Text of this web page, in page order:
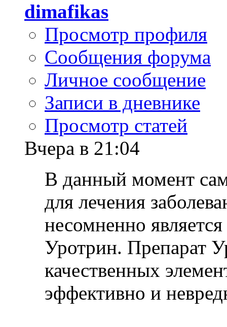
dimafikas
Просмотр профиля
Сообщения форума
Личное сообщение
Записи в дневнике
Просмотр статей
Вчера в 21:04
В данный момент
для лечения
несомненно
Уротрин. Препарат
качественных
эффективно и